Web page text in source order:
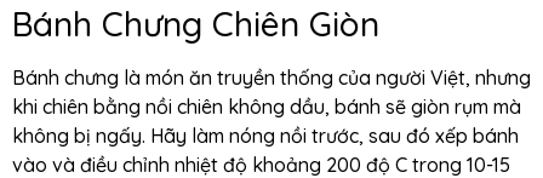
Bánh Chưng Chiên Giòn
Bánh chưng là món ăn truyền thống của người Việt, nhưng
khi chiên bằng nồi chiên không dầu, bánh sẽ giòn rụm mà
không bị ngấy. Hãy làm nóng nồi trước, sau đó xếp bánh
vào và điều chỉnh nhiệt độ khoảng 200 độ C trong 10-15